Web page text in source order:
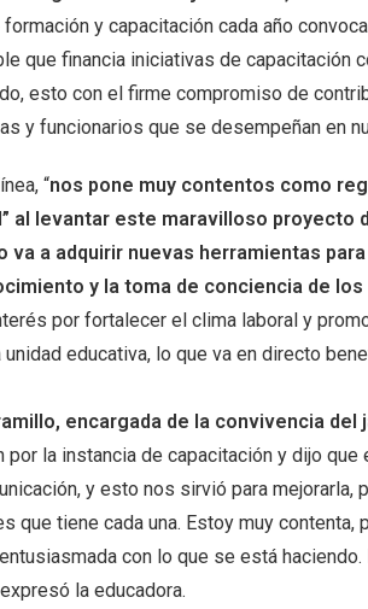
y capacitación cada año
que financia iniciativas de capacitación
esto con el firme compromiso de
y funcionarios que se desempeñan en
“nos pone muy contentos como
al levantar este maravilloso proyecto
va a adquirir nuevas herramientas
y la toma de conciencia de
por fortalecer el clima laboral y
unidad educativa, lo que va en directo
encargada de la convivencia del
por la instancia de capacitación y dijo
y esto nos sirvió para
que tiene cada una. Estoy muy
con lo que se está
la educadora.